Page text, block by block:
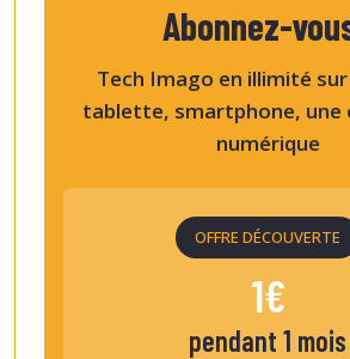
Abonnez-
Tech Imago en illimité
tablette, smartphone, une
numérique
OFFRE DÉCOUVERTE
1€
pendant 1 mois